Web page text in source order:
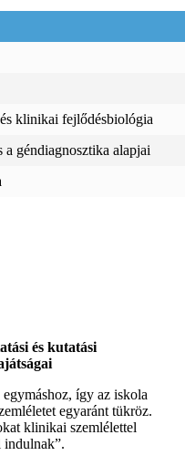
klinikai fejlődésbiológia
géndiagnosztika alapjai
és kutatási
így az iskola
egyaránt tükröz.
klinikai szemlélettel
indulnak”.